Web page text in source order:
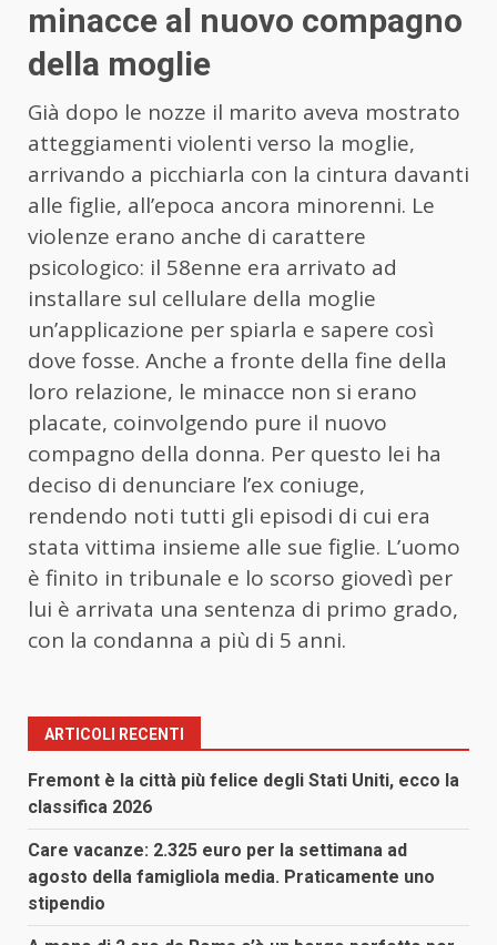
minacce al nuovo compagno
della moglie
Già dopo le nozze il marito aveva mostrato
atteggiamenti violenti verso la moglie,
arrivando a picchiarla con la cintura davanti
alle figlie, all’epoca ancora minorenni. Le
violenze erano anche di carattere
psicologico: il 58enne era arrivato ad
installare sul cellulare della moglie
un’applicazione per spiarla e sapere così
dove fosse. Anche a fronte della fine della
loro relazione, le minacce non si erano
placate, coinvolgendo pure il nuovo
compagno della donna. Per questo lei ha
deciso di denunciare l’ex coniuge,
rendendo noti tutti gli episodi di cui era
stata vittima insieme alle sue figlie. L’uomo
è finito in tribunale e lo scorso giovedì per
lui è arrivata una sentenza di primo grado,
con la condanna a più di 5 anni.
ARTICOLI RECENTI
Fremont è la città più felice degli Stati Uniti, ecco la
classifica 2026
Care vacanze: 2.325 euro per la settimana ad
agosto della famigliola media. Praticamente uno
stipendio